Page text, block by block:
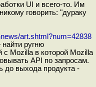
UI и всего-то. Им
говорить: "дураку
art.shtml?num=42838
ругню
с Mozilla в которой Mozilla
API по запросам.
до выхода продукта -